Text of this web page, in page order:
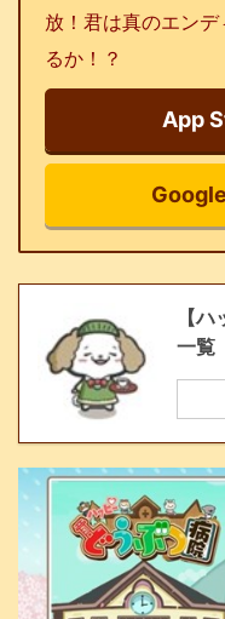
放！君は真のエン
るか！？
App
【
一覧